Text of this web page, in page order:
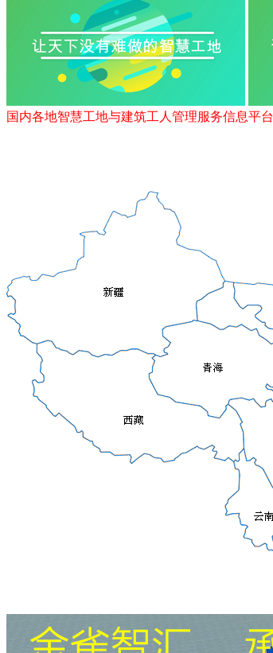
国内各地智慧工地与建筑工人管理服务信息平台